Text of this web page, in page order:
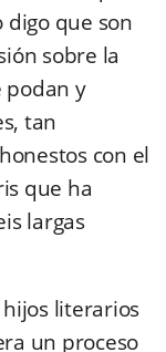
digo que son
sobre la
podan y
tan
con el
que ha
largas
literarios
un proceso